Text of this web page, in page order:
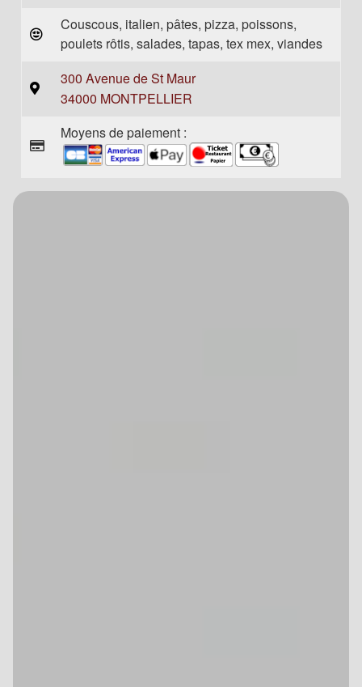
Couscous, italien, pâtes, pizza, poissons,
poulets rôtis, salades, tapas, tex mex, viandes
300 Avenue de St Maur
34000 MONTPELLIER
Moyens de paiement :